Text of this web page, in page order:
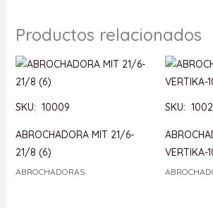
Productos relacionados
SKU: 10009
ABROCHADORA MIT 21/6-
21/8 (6)
ABROCHADORAS
SKU:
VERTIKA-